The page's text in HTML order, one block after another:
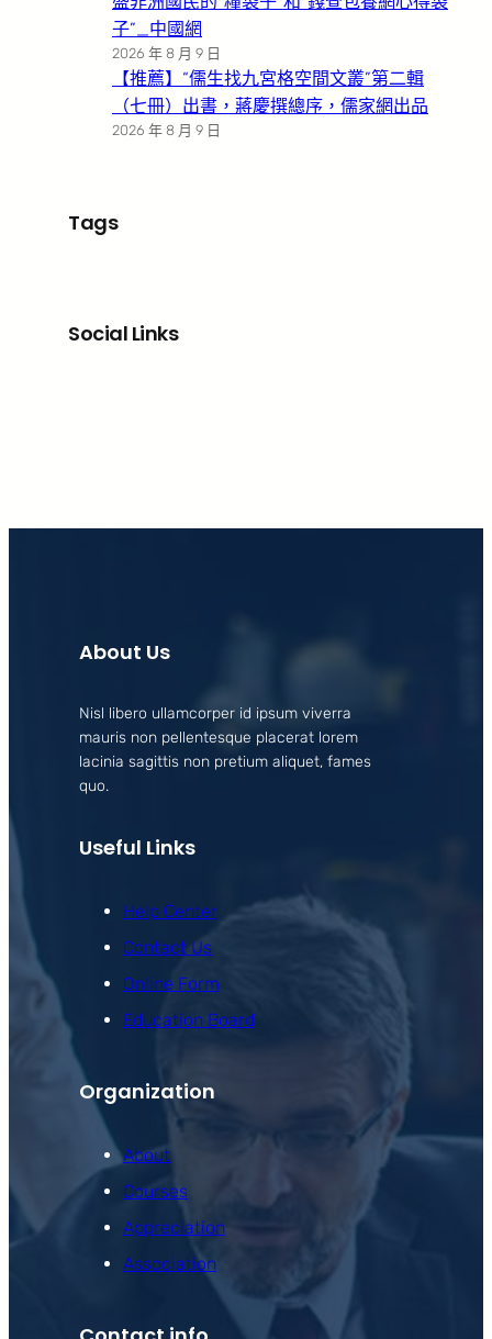
子”_中國網
2026 年 8 月 9 日
【推薦】“儒生找九宮格空間文叢”第二輯
（七冊）出書，蔣慶撰總序，儒家網出品
2026 年 8 月 9 日
Tags
Social Links
About Us
Nisl libero ullamcorper id ipsum viverra
mauris non pellentesque placerat lorem
lacinia sagittis non pretium aliquet, fames
quo.
Useful Links
Help Center
Contact Us
Online Form
Education Board
Organization
About
Courses
Appreciation
Association